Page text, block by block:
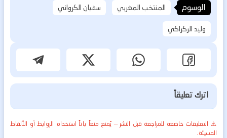
الوسوم المنتخب المغربي
سفيان الكرواني
وليد الركراكي
اترك تعليقاً
⚠️ التعليقات خاضعة للمراجعة قبل النشر — يُمنع منعاً باتاً استخدام الروابط أو الألفاظ
المسيئة.